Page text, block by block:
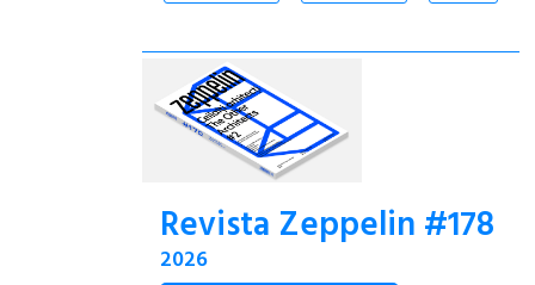
Revista Zeppelin #178
2026